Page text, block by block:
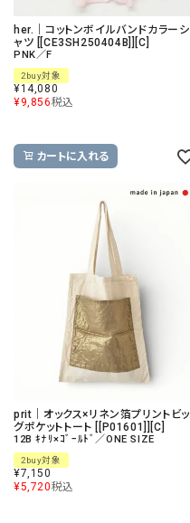
her.｜コットンボイルバンドカラーシ
ャツ [[CE3SH250404B]][C]
PNK／F
2buy対象
¥14,080
¥9,856税込
カートに入れる
prit｜オックス×リネン箔プリントビッ
グポケットトート [[P01601]][C]
12B ｷﾅﾘ×ｺﾞｰﾙﾄﾞ／ONE SIZE
2buy対象
¥7,150
¥5,720税込